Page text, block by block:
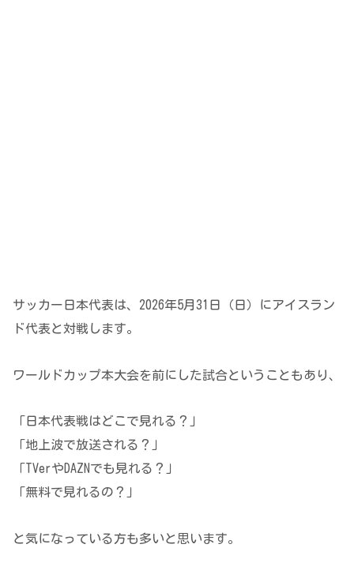
サッカー日本代表は、2026年5月31日（日）にアイスラン
ド代表と対戦します。
ワールドカップ本大会を前にした試合ということもあり、
「日本代表戦はどこで見れる？」
「地上波で放送される？」
「TVerやDAZNでも見れる？」
「無料で見れるの？」
と気になっている方も多いと思います。